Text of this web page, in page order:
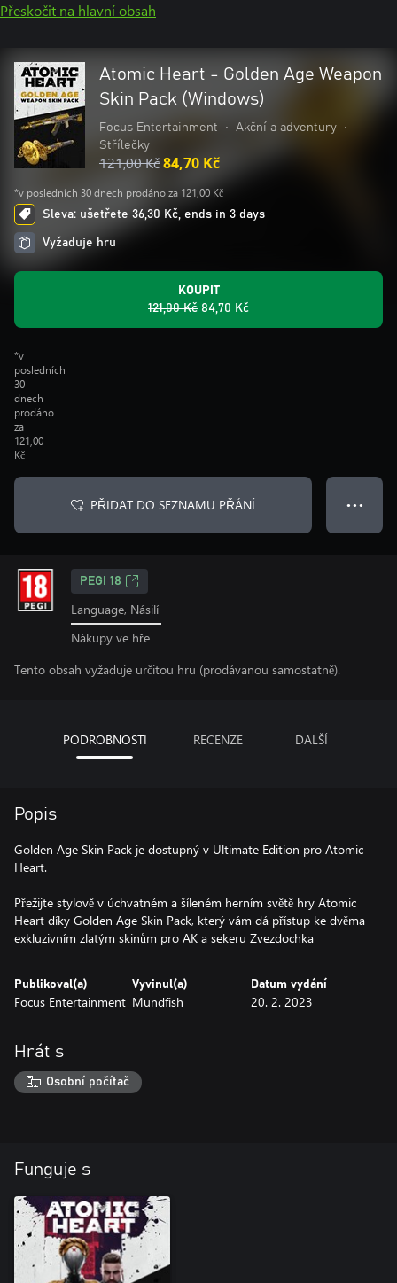
Přeskočit na hlavní obsah
Atomic Heart - Golden Age Weapon
Skin Pack (Windows)
Focus Entertainment • Akční a adventury
•
Střílečky
121,00 Kč84,70 Kč
*v posledních 30 dnech prodáno za 121,00 Kč
Sleva: ušetřete 36,30 Kč, ends in 3 days
Vyžaduje hru
KOUPIT
121,00 Kč 84,70 Kč
*v
posledních
30
dnech
prodáno
za
121,00
Kč
PŘIDAT DO SEZNAMU PŘÁNÍ ● ● ●
PEGI 18
Language, Násilí
Nákupy ve hře
Tento obsah vyžaduje určitou hru (prodávanou samostatně).
PODROBNOSTI RECENZE DALŠÍ
Popis
Golden Age Skin Pack je dostupný v Ultimate Edition pro Atomic
Heart.
Přežijte stylově v úchvatném a šíleném herním světě hry Atomic
Heart díky Golden Age Skin Pack, který vám dá přístup ke dvěma
exkluzivním zlatým skinům pro AK a sekeru Zvezdochka
Publikoval(a)
Focus Entertainment
Vyvinul(a)
Mundfish
Datum vydání
20. 2. 2023
Hrát s
Osobní počítač
Funguje s